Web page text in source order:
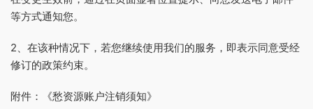
等方式通知您。
2、在该种情况下，若您继续使用我们的服务，即表示同意受经
修订的政策约束。
附件：《愁资源账户注销须知》